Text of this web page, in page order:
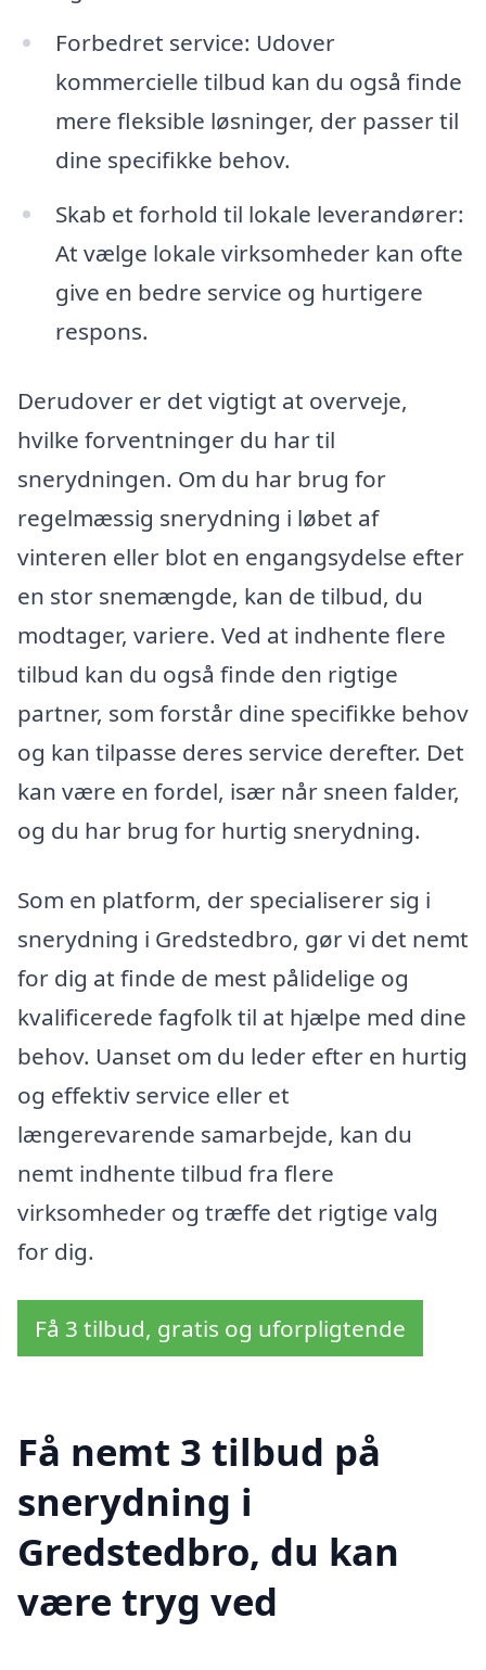
Forbedret service: Udover
kommercielle tilbud kan du også finde
mere fleksible løsninger, der passer til
dine specifikke behov.
Skab et forhold til lokale leverandører:
At vælge lokale virksomheder kan ofte
give en bedre service og hurtigere
respons.
Derudover er det vigtigt at overveje,
hvilke forventninger du har til
snerydningen. Om du har brug for
regelmæssig snerydning i løbet af
vinteren eller blot en engangsydelse efter
en stor snemængde, kan de tilbud, du
modtager, variere. Ved at indhente flere
tilbud kan du også finde den rigtige
partner, som forstår dine specifikke behov
og kan tilpasse deres service derefter. Det
kan være en fordel, især når sneen falder,
og du har brug for hurtig snerydning.
Som en platform, der specialiserer sig i
snerydning i Gredstedbro, gør vi det nemt
for dig at finde de mest pålidelige og
kvalificerede fagfolk til at hjælpe med dine
behov. Uanset om du leder efter en hurtig
og effektiv service eller et
længerevarende samarbejde, kan du
nemt indhente tilbud fra flere
virksomheder og træffe det rigtige valg
for dig.
Få 3 tilbud, gratis og uforpligtende
Få nemt 3 tilbud på
snerydning i
Gredstedbro, du kan
være tryg ved